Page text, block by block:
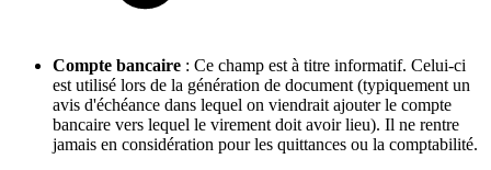
Compte bancaire : Ce champ est à titre informatif. Celui-ci
est utilisé lors de la génération de document (typiquement un
avis d'échéance dans lequel on viendrait ajouter le compte
bancaire vers lequel le virement doit avoir lieu). Il ne rentre
jamais en considération pour les quittances ou la comptabilité.